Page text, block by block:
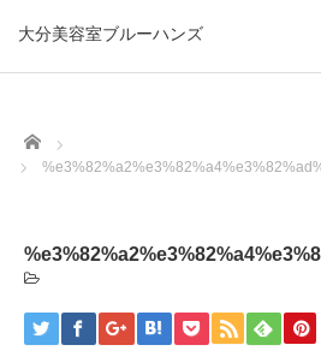
大分美容室ブルーハンズ
Home